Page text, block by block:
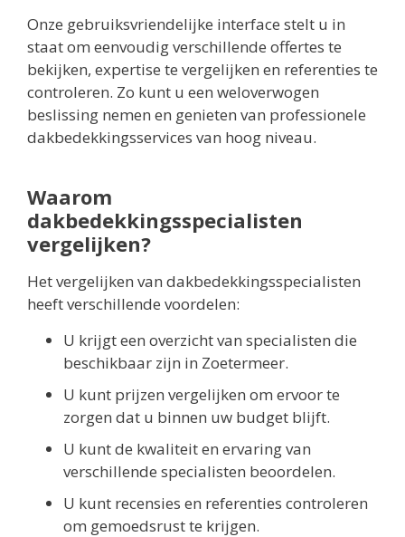
Onze gebruiksvriendelijke interface stelt u in
staat om eenvoudig verschillende offertes te
bekijken, expertise te vergelijken en referenties te
controleren. Zo kunt u een weloverwogen
beslissing nemen en genieten van professionele
dakbedekkingsservices van hoog niveau.
Waarom
dakbedekkingsspecialisten
vergelijken?
Het vergelijken van dakbedekkingsspecialisten
heeft verschillende voordelen:
U krijgt een overzicht van specialisten die
beschikbaar zijn in Zoetermeer.
U kunt prijzen vergelijken om ervoor te
zorgen dat u binnen uw budget blijft.
U kunt de kwaliteit en ervaring van
verschillende specialisten beoordelen.
U kunt recensies en referenties controleren
om gemoedsrust te krijgen.